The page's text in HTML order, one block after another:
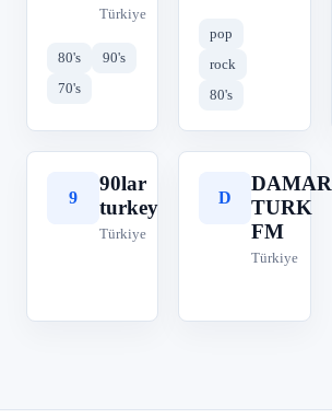
Türkiye
80's
90's
70's
pop
rock
80's
9
90lar
turkey
Türkiye
D
DAMAR
TURK
FM
Türkiye